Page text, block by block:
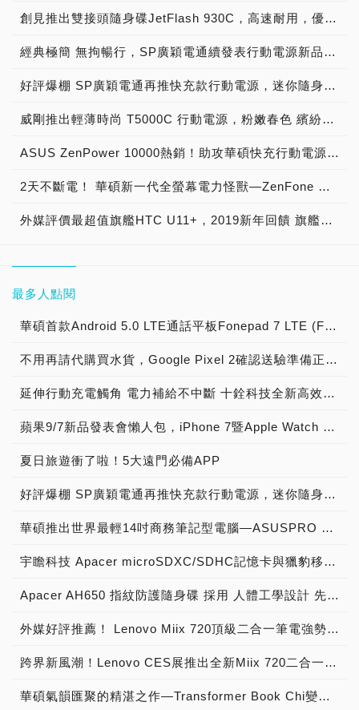
創見推出雙接頭隨身碟JetFlash 930C，高速耐用，優雅登場！
經典極簡 無拘暢行，SP廣穎電通續發表行動電源新品-GP15 & GS15
好評爆棚 SP廣穎電通再推快充款行動電源，迷你隨身攜-QP70
威剛推出輕薄時尚 T5000C 行動電源，粉嫩春色 繽紛迷人
ASUS ZenPower 10000熱銷！助攻華碩快充行動電源銷售成長4成，再推搶眼新色「星空藍」、「晨霧粉」， 母親節溫馨獻禮 5/4~5/31於指定通路購買ZenPower指定機種 享客製化雷雕服務一次
2天不斷電！ 華碩新一代全螢幕電力怪獸—ZenFone Max (M2)重磅登場
外媒評價最超值旗艦HTC U11+，2019新年回饋 旗艦機換機首選 僅需12,900元 再送64GB記憶卡
最多人點閱
華碩首款Android 5.0 LTE通話平板Fonepad 7 LTE (FE375CL)疾速上市
不用再請代購買水貨，Google Pixel 2確認送驗準備正式登台！
延伸行動充電觸角 電力補給不中斷 十銓科技全新高效車用充電器WD01精巧上市
蘋果9/7新品發表會懶人包，iPhone 7暨Apple Watch 2轟動登場！
夏日旅遊衝了啦！5大遠門必備APP
好評爆棚 SP廣穎電通再推快充款行動電源，迷你隨身攜-QP70
華碩推出世界最輕14吋商務筆記型電腦—ASUSPRO B9440
宇瞻科技 Apacer microSDXC/SDHC記憶卡與獵豹移動合作，創新行動裝置的最佳效能體驗！
Apacer AH650 指紋防護隨身碟 採用 人體工學設計 先進電容式感應，資安防護全面升級
外媒好評推薦！ Lenovo Miix 720頂級二合一筆電強勢登台
跨界新風潮！Lenovo CES展推出全新Miix 720二合一平板電腦
華碩氣韻匯聚的精湛之作—Transformer Book Chi變形筆電CES登場